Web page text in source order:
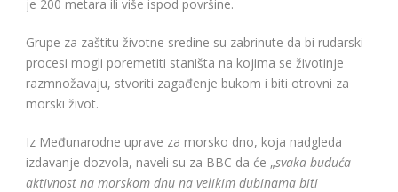
je 200 metara ili više ispod površine.
Grupe za zaštitu životne sredine su zabrinute da bi rudarski
procesi mogli poremetiti staništa na kojima se životinje
razmnožavaju, stvoriti zagađenje bukom i biti otrovni za
morski život.
Iz Međunarodne uprave za morsko dno, koja nadgleda
izdavanje dozvola, naveli su za BBC da će „svaka buduća
aktivnost na morskom dnu na velikim dubinama biti